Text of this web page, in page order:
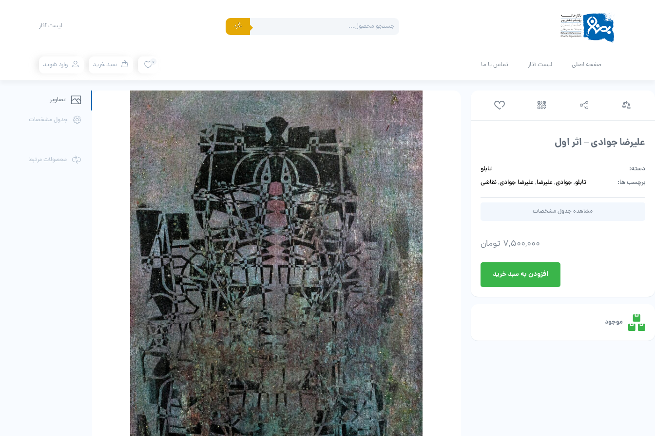
search بگرد لیست آثار
صفحه اصلی لیست آثار تماس با ما 0 سبد خرید وارد شوید
علیرضا جوادی – اثر اول
دسته:
تابلو
برچسب ها:
تابلو, جوادی,علیرضا,علیرضا جوادی,نقاشی
مشاهده جدول مشخصات
7,500,000 تومان
اثر
عدد
افزودن به سبد خرید
موجود
تصاویر
جدول مشخصات
محصولات مرتبط